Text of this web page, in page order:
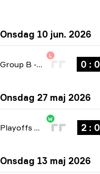
Onsdag 10 jun. 2026
Group B - bo3
L
0 : 0
Onsdag 27 maj 2026
Playoffs bo3
W
2 : 0
Onsdag 13 maj 2026